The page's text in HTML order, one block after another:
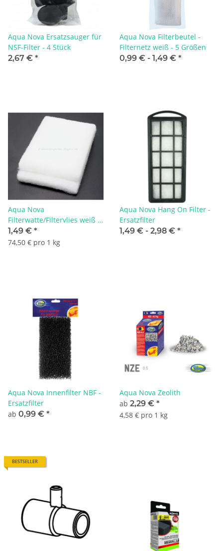
Aqua Nova Ersatzsauger für
NSF-Filter - 4 Stück
2,67 € *
Aqua Nova Filterbeutel -
Filternetz weiß - 5 Größen
0,99 € - 1,49 € *
Aqua Nova
Filterwatte/Filtervlies weiß -
20 g
1,49 € *
74,50 € pro 1 kg
Aqua Nova Hang On Filter -
Ersatzfilter
1,49 € - 2,98 € *
Aqua Nova Innenfilter NBF -
Ersatzfilter
ab 0,99 € *
Aqua Nova Zeolith
ab 2,29 € *
4,58 € pro 1 kg
BESTSELLER